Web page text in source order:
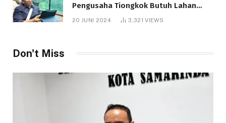
Pengusaha Tiongkok Butuh Lahan
1.000 Hektare
20 JUNI 2024 3,321VIEWS
Don't Miss